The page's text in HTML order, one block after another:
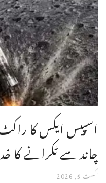
اسپیس ایکس کا
چاند سے ٹکرانے کا
اگست 5, 2026